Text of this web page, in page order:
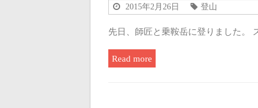
2015年2月26日 登山
先日、師匠と乗鞍岳に登りました。
Read more